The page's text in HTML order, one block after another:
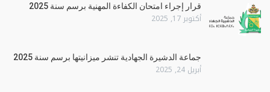
قرار إجراء امتحان الكفاءة المهنية برسم سنة 2025
أكتوبر 17, 2025
جماعة الدشيرة الجهادية تنشر ميزانيتها برسم سنة 2025
أبريل 24, 2025